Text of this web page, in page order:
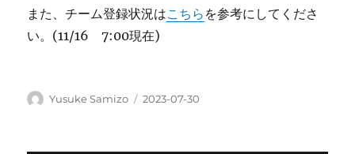
また、チーム登録状況はこちら を参考にしてくださ
い。(11/16 7:00現在)
投
Yusuke Samizo
投
2023-07-30